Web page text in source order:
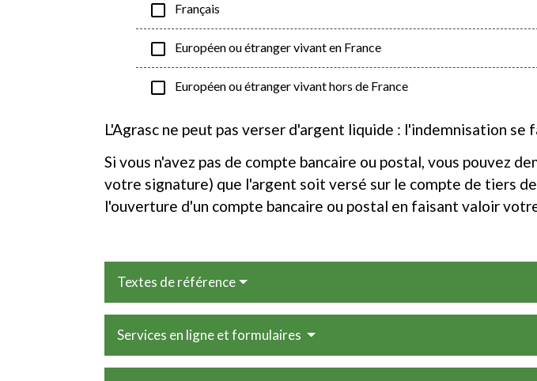
check_box_outline_blank Français
check_box_outline_blank Européen ou étranger vivant en France
check_box_outline_blank Européen ou étranger vivant hors de France
L'Agrasc ne peut pas verser d'argent liquide : l'indemnisation
Si vous n'avez pas de compte bancaire ou postal, vous pouvez
votre signature) que l'argent soit versé sur le compte de tiers
l'ouverture d'un compte bancaire ou postal en faisant valoir
Textes de référence
Services en ligne et formulaires